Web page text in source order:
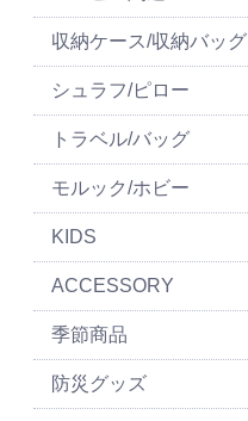
収納ケース/収納バッグ
シュラフ/ピロー
トラベル/バッグ
モルック/ホビー
KIDS
ACCESSORY
季節商品
防災グッズ